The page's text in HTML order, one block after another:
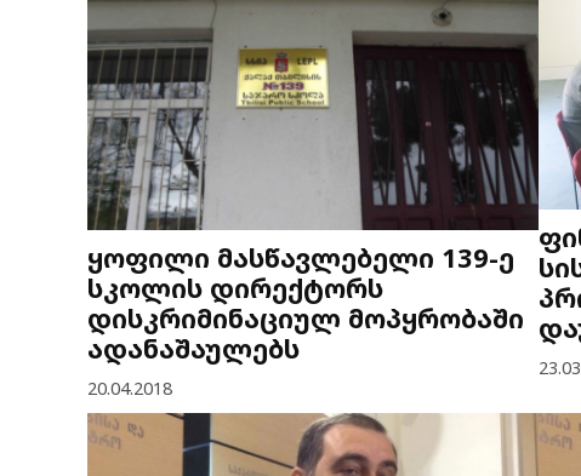
ყოფილი მასწავლებელი 139-ე
სკოლის დირექტორს
დისკრიმინაციულ მოპყრობაში
ადანაშაულებს
20.04.2018